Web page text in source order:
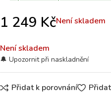
1 249 KčNení skladem
Není skladem
Přidat k porovnání